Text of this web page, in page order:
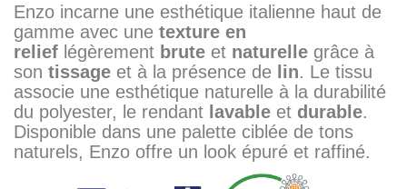
Enzo incarne une esthétique italienne haut de
gamme avec une texture en
relief légèrement brute et naturelle grâce à
son tissage et à la présence de lin. Le tissu
associe une esthétique naturelle à la durabilité
du polyester, le rendant lavable et durable.
Disponible dans une palette ciblée de tons
naturels, Enzo offre un look épuré et raffiné.